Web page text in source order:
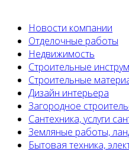
Новости компании
Отделочные работы
Недвижимость
Строительные
Строительные
Дизайн интерьера
Загородное
Сантехника, услуги
Земляные работы,
Бытовая техника,